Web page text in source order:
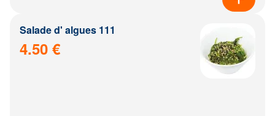
Salade d' algues 111
4.50 €